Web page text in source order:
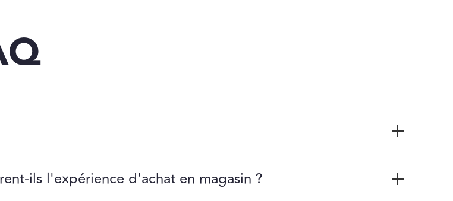
ils l'expérience d'achat en magasin ?